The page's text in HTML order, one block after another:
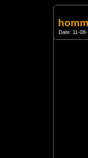
Date: 11-